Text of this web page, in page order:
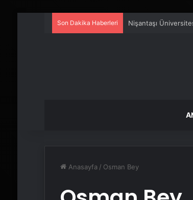
Son Dakika Haberleri Nişantaşı
Anasayfa / Osman Bey